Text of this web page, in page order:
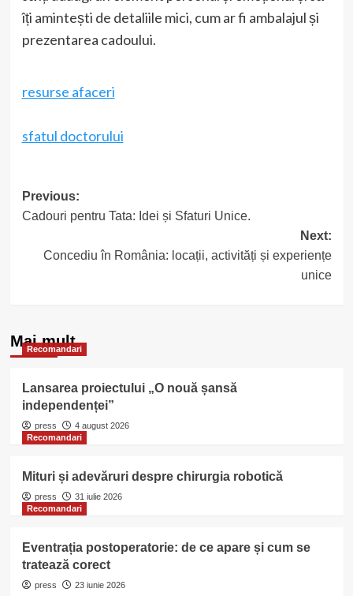
îți amintești de detaliile mici, cum ar fi ambalajul și
prezentarea cadoului.
resurse afaceri
sfatul doctorului
Post
navigation
Previous:
Cadouri pentru Tata: Idei și Sfaturi Unice.
Next:
Concediu în România: locații, activități și experiențe
unice
Mai mult
Recomandari
Lansarea proiectului „O nouă șansă
independenței”
press
4 august 2026
Recomandari
Mituri și adevăruri despre chirurgia robotică
press
31 iulie 2026
Recomandari
Eventrația postoperatorie: de ce apare și cum se
tratează corect
press 23 iunie 2026